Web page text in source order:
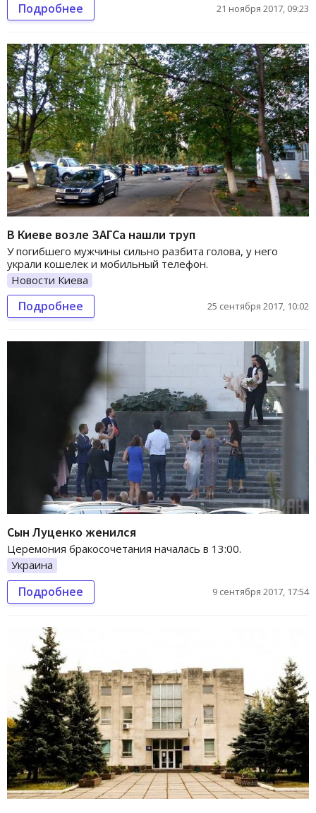
Подробнее 21 ноября 2017, 09:23
В Киеве возле ЗАГСа нашли труп
У погибшего мужчины сильно разбита голова, у него
украли кошелек и мобильный телефон.
Новости Киева
Подробнее 25 сентября 2017, 10:02
Сын Луценко женился
Церемония бракосочетания началась в 13:00.
Украина
Подробнее 9 сентября 2017, 17:54